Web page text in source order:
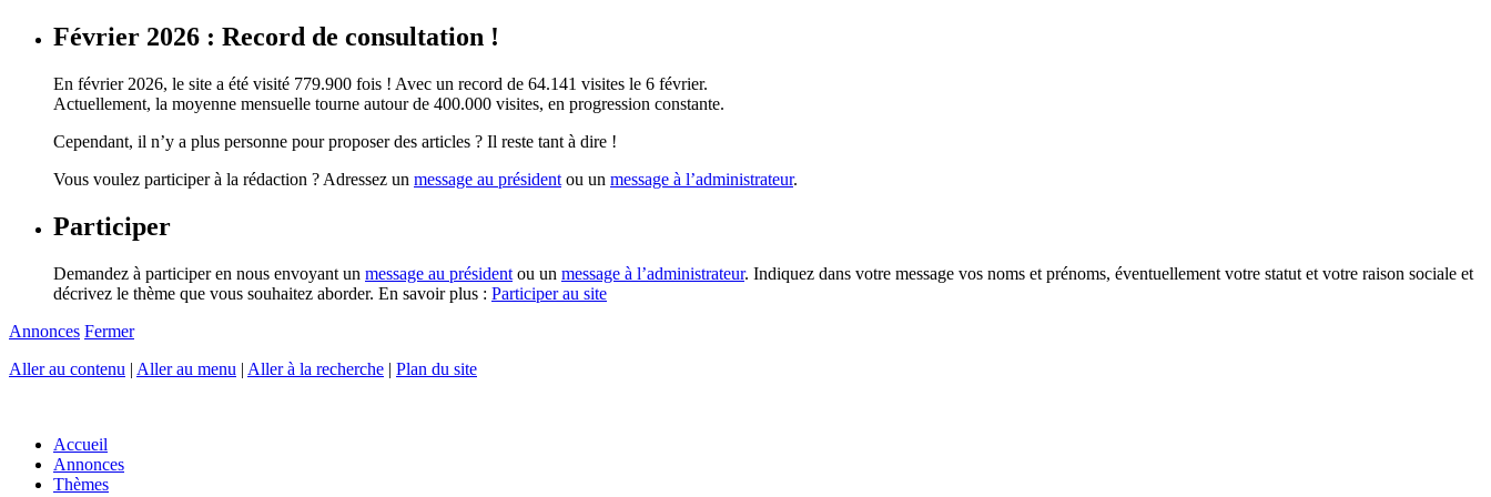
Février 2026 : Record de consultation !
En février 2026, le site a été visité 779.900 fois ! Avec un record de 64.141 visites le 6 février.
Actuellement, la moyenne mensuelle tourne autour de 400.000 visites, en progression constante.
Cependant, il n’y a plus personne pour proposer des articles ? Il reste tant à dire !
Vous voulez participer à la rédaction ? Adressez un message au président ou un message à l’administrateur.
Participer
Demandez à participer en nous envoyant un message au président ou un message à l’administrateur. Indiquez dans votre message vos noms et prénoms, éventuellement votre statut et votre raison sociale et
décrivez le thème que vous souhaitez aborder. En savoir plus : Participer au site
Annonces Fermer
Aller au contenu | Aller au menu | Aller à la recherche | Plan du site
Accueil
Annonces
Thèmes